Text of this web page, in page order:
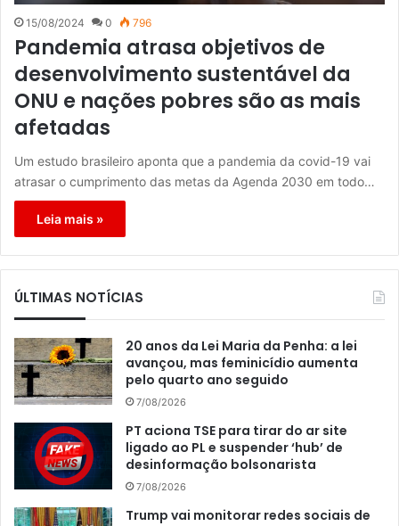
15/08/2024 0 796
Pandemia atrasa objetivos de
desenvolvimento sustentável da
ONU e nações pobres são as mais
afetadas
Um estudo brasileiro aponta que a pandemia da covid-19 vai
atrasar o cumprimento das metas da Agenda 2030 em todo…
Leia mais »
ÚLTIMAS NOTÍCIAS
20 anos da Lei Maria da Penha: a lei
avançou, mas feminicídio aumenta
pelo quarto ano seguido
7/08/2026
PT aciona TSE para tirar do ar site
ligado ao PL e suspender ‘hub’ de
desinformação bolsonarista
7/08/2026
Trump vai monitorar redes sociais de